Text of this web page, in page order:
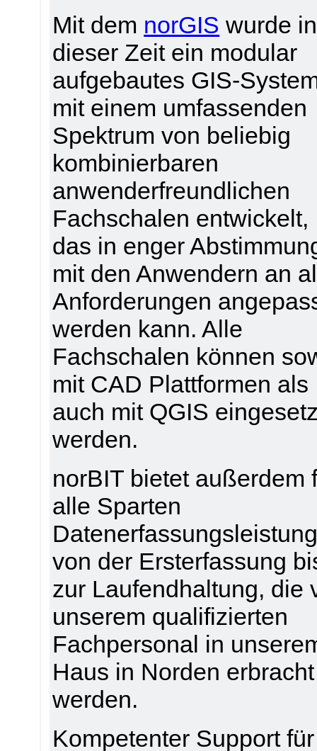
Mit dem norGIS wurde in
dieser Zeit ein modular
aufgebautes GIS-
mit einem umfassenden
Spektrum von beliebig
kombinierbaren
anwenderfreundlichen
Fachschalen entwickelt,
das in enger
mit den Anwendern an
Anforderungen
werden kann. Alle
Fachschalen können
mit CAD Plattformen als
auch mit QGIS
werden.
norBIT bietet außerdem
alle Sparten
von der Ersterfassung
zur Laufendhaltung, die
unserem qualifizierten
Fachpersonal in
Haus in Norden erbracht
werden.
Kompetenter Support für